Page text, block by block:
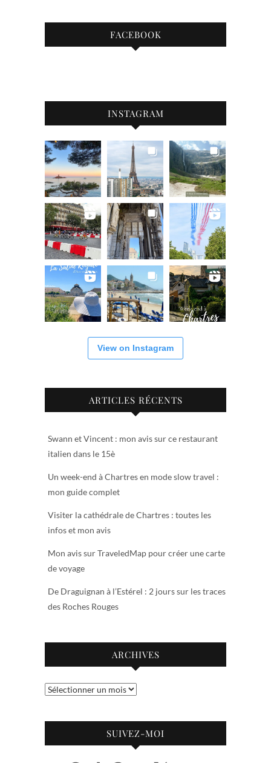
FACEBOOK
INSTAGRAM
View on Instagram
ARTICLES RÉCENTS
Swann et Vincent : mon avis sur ce restaurant
italien dans le 15è
Un week-end à Chartres en mode slow travel :
mon guide complet
Visiter la cathédrale de Chartres : toutes les
infos et mon avis
Mon avis sur TraveledMap pour créer une carte
de voyage
De Draguignan à l’Estérel : 2 jours sur les traces
des Roches Rouges
ARCHIVES
Archives
SUIVEZ-MOI